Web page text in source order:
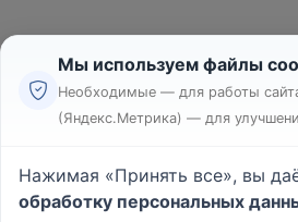
Реклама
Пользовательское
Политика
Мы используем файлы
Необходимые — для работы
(Яндекс.Метрика) — для
Нажимая «Принять все», вы
обработку персональных